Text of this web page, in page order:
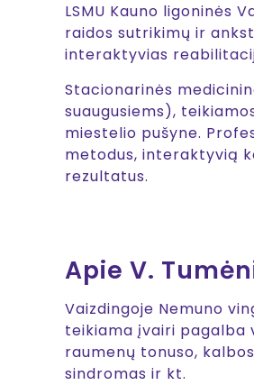
LSMU Kauno ligoninės
raidos sutrikimų ir
interaktyvias
Stacionarinės
suaugusiems),
miestelio pušyne.
metodus, interaktyvią
rezultatus.
Apie V.
Vaizdingoje Nemuno
teikiama įvairi pagalba
raumenų tonuso,
sindromas ir kt.